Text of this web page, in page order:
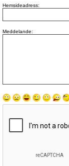
Hemsideadress:
Meddelande: